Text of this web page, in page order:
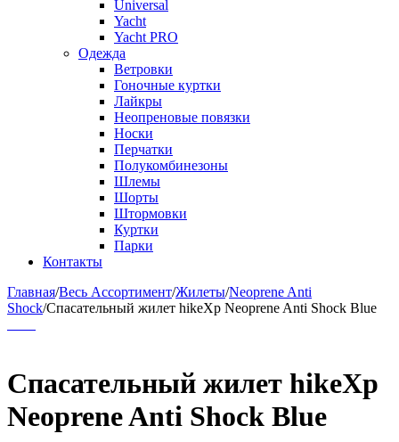
Universal
Yacht
Yacht PRO
Одежда
Ветровки
Гоночные куртки
Лайкры
Неопреновые повязки
Носки
Перчатки
Полукомбинезоны
Шлемы
Шорты
Штормовки
Куртки
Парки
Контакты
Главная/Весь Ассортимент/Жилеты/Neoprene Anti
Shock/Спасательный жилет hikeXp Neoprene Anti Shock Blue
Спасательный жилет hikeXp
Neoprene Anti Shock Blue